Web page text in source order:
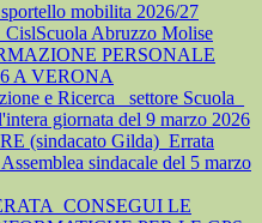
mobilita 2026/27
Abruzzo Molise
PERSONALE
A VERONA
e Ricerca_ settore Scuola_
giornata del 9 marzo 2026
(sindacato Gilda)_Errata
sindacale del 5 marzo
LE